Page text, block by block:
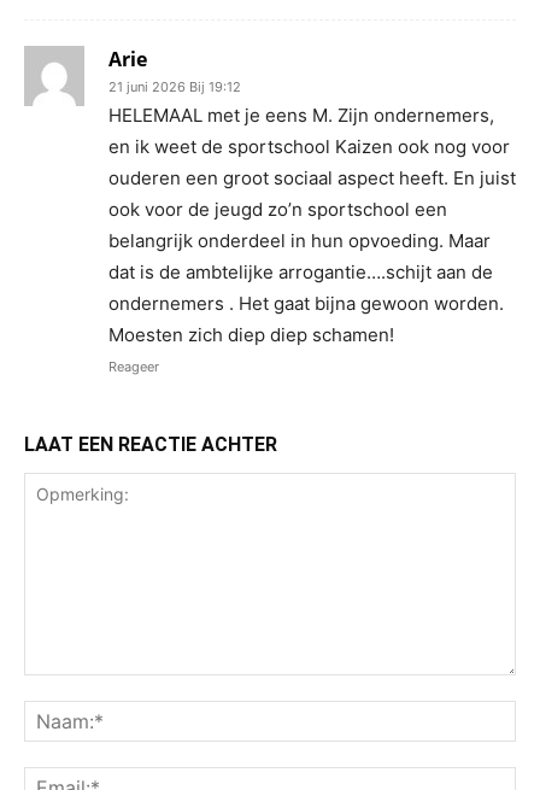
Arie
21 juni 2026 Bij 19:12
HELEMAAL met je eens M. Zijn ondernemers,
en ik weet de sportschool Kaizen ook nog voor
ouderen een groot sociaal aspect heeft. En juist
ook voor de jeugd zo’n sportschool een
belangrijk onderdeel in hun opvoeding. Maar
dat is de ambtelijke arrogantie….schijt aan de
ondernemers . Het gaat bijna gewoon worden.
Moesten zich diep diep schamen!
Reageer
LAAT EEN REACTIE ACHTER